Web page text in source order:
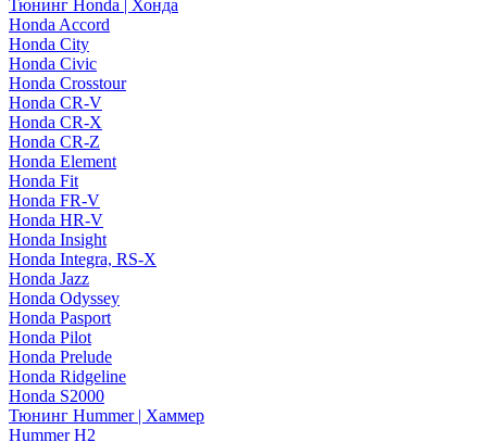
Тюнинг Honda | Хонда
Honda Accord
Honda City
Honda Civic
Honda Crosstour
Honda CR-V
Honda CR-X
Honda CR-Z
Honda Element
Honda Fit
Honda FR-V
Honda HR-V
Honda Insight
Honda Integra, RS-X
Honda Jazz
Honda Odyssey
Honda Pasport
Honda Pilot
Honda Prelude
Honda Ridgeline
Honda S2000
Тюнинг Hummer | Хаммер
Hummer H2